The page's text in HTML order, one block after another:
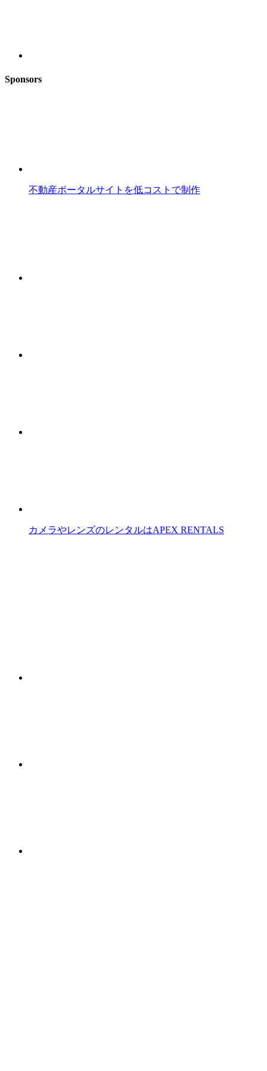
Sponsors
不動産ポータルサイトを低コストで制作
カメラやレンズのレンタルはAPEX RENTALS